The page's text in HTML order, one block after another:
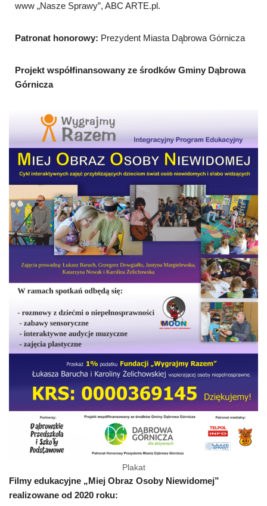
www „Nasze Sprawy”, ABC ARTE.pl.
Patronat honorowy: Prezydent Miasta Dąbrowa Górnicza
Projekt współfinansowany ze środków Gminy Dąbrowa
Górnicza
Plakat
Filmy edukacyjne „Miej Obraz Osoby Niewidomej”
realizowane od 2020 roku: